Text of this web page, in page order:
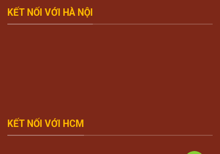
KẾT NỐI VỚI HÀ NỘI
KẾT NỐI VỚI HCM